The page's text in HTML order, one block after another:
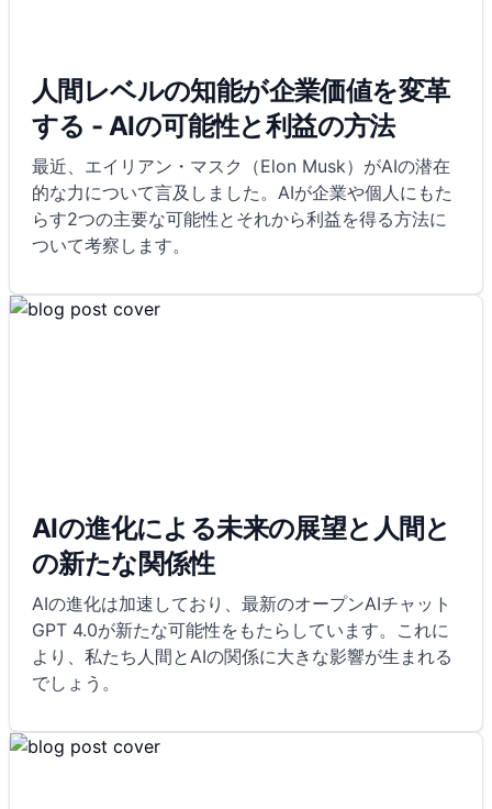
人間レベルの知能が企業価値を変革
する - AIの可能性と利益の方法
最近、エイリアン・マスク（Elon Musk）がAIの潜在
的な力について言及しました。AIが企業や個人にもた
らす2つの主要な可能性とそれから利益を得る方法に
ついて考察します。
AIの進化による未来の展望と人間と
の新たな関係性
AIの進化は加速しており、最新のオープンAIチャット
GPT 4.0が新たな可能性をもたらしています。これに
より、私たち人間とAIの関係に大きな影響が生まれる
でしょう。